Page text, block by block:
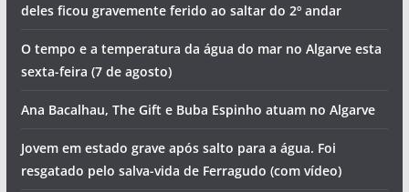
deles ficou gravemente ferido ao saltar do 2º andar
O tempo e a temperatura da água do mar no Algarve esta
sexta-feira (7 de agosto)
Ana Bacalhau, The Gift e Buba Espinho atuam no Algarve
Jovem em estado grave após salto para a água. Foi
resgatado pelo salva-vida de Ferragudo (com vídeo)